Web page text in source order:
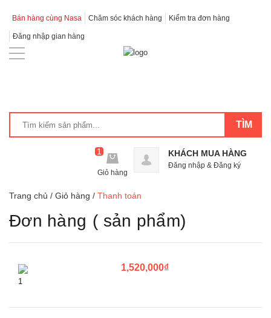
Bán hàng cùng Nasa Chăm sóc khách hàng Kiểm tra đơn hàng
Đăng nhập gian hàng
1
Giỏ hàng
KHÁCH MUA HÀNG
Đăng nhập & Đăng ký
Trang chủ / Giỏ hàng / Thanh toán
Đơn hàng ( sản phẩm)
1
1,520,000₫